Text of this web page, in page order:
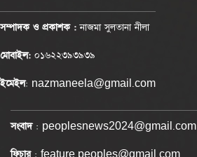
সম্পাদক ও প্রকাশক :নাজমা সুলতানা নীলা
মোবাইল: ০১৬২২৩৯৩৯৩৯
ইমেইল: nazmaneela@gmail.com
সংবাদ: peoplesnews2024@gmail.com
ফিচার: feature.peoples@gmail.com